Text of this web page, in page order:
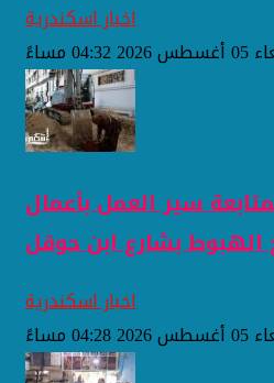
اخبار اسكندرية
مساءً
سير العمل بأعمال
الهبوط بشارع ابن حوقل
اخبار اسكندرية
مساءً